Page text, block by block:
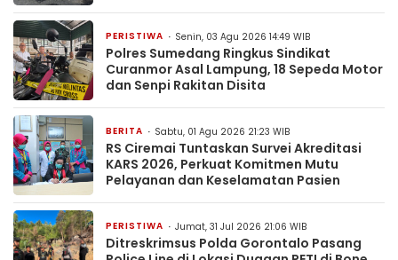
PERISTIWA Senin, 03 Agu 2026 14:49 WIB
Polres Sumedang Ringkus Sindikat
Curanmor Asal Lampung, 18 Sepeda Motor
dan Senpi Rakitan Disita
BERITA Sabtu, 01 Agu 2026 21:23 WIB
RS Ciremai Tuntaskan Survei Akreditasi
KARS 2026, Perkuat Komitmen Mutu
Pelayanan dan Keselamatan Pasien
PERISTIWA Jumat, 31 Jul 2026 21:06 WIB
Ditreskrimsus Polda Gorontalo Pasang